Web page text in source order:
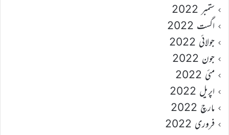
ستمبر 2022
اگست 2022
جولائی 2022
جون 2022
مئی 2022
اپریل 2022
مارچ 2022
فروری 2022